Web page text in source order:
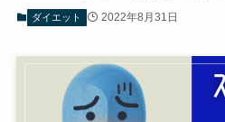
ダイエット 2022年8月31日